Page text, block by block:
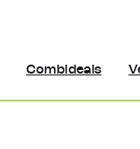
Combideals